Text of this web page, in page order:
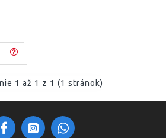
1 až 1 z 1 (1 stránok)